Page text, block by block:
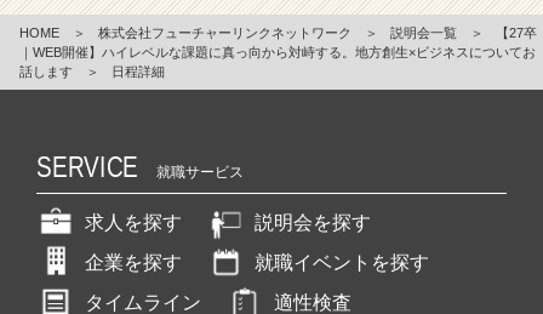
HOME ＞ 株式会社フューチャーリンクネットワーク ＞ 説明会一覧 ＞
【27卒
｜WEB開催】ハイレベルな課題に真っ向から対峙する。地方創生×ビジネスについてお
話します
＞ 日程詳細
SERVICE 就職サービス
求人を探す
説明会を探す
企業を探す
就職イベントを探す
タイムライン
適性検査